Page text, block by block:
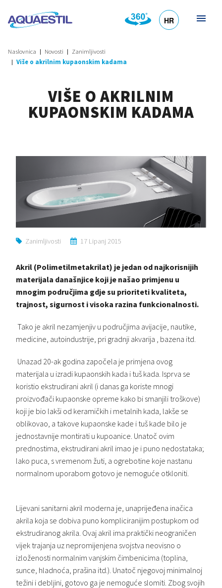
HR
Naslovnica Novosti
Zanimljivosti
Više o akrilnim kupaonskim kadama
VIŠE O AKRILNIM
KUPAONSKIM KADAMA
Zanimljivosti 17 Lipanj 2015
Akril (Polimetilmetakrilat) je jedan od najkorisnijih
materijala današnjice koji je našao primjenu u
mnogim područjima gdje su prioriteti kvaliteta,
trajnost, sigurnost i visoka razina funkcionalnosti.
Tako je akril nezamjenjiv u područjima avijacije, nautike,
medicine, autoindustrije, pri gradnji akvarija , bazena itd.
Unazad 20-ak godina započela je primjena ovog
materijala u izradi kupaonskih kada i tuš kada. Isprva se
koristio ekstrudirani akril (i danas ga koriste mnogi
proizvođači kupaonske opreme kako bi smanjili troškove)
koji je bio lakši od keramičkih i metalnih kada, lakše se
oblikovao, a takove kupaonske kade i tuš kade bilo je
jednostavnije montirati u kupoanice. Unatoč ovim
prednostima, ekstrudirani akril imao je i puno nedostataka;
lako puca, s vremenom žuti, a ogrebotine koje nastanu
normalnom uporabom gotovo je nemoguće otkloniti.
Lijevani sanitarni akril moderna je, unaprijeđena inačica
akrila koja se dobiva puno kompliciranijim postupkom od
ekstrudiranog akrila. Ovaj akril ima praktički neograničen
vijek trajanja uz nepromijenjena svojstva neovisno o
izloženosti normalnim vanjskim čimbenicima (toplina,
sunce, hladnoća, prašina itd.). Unatoč njegovoj minimalnoj
težini i debljini, gotovo ga je nemoguće slomiti. Zbog svojih